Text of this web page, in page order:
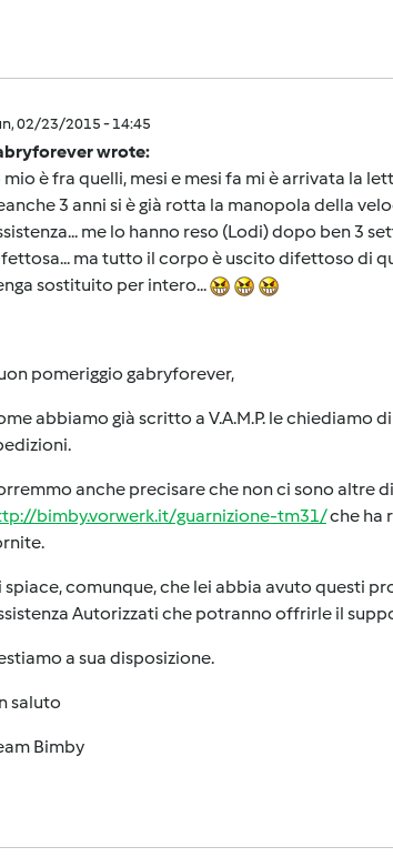
02/23/2015 - 14:45
wrote:
mio è fra quelli, mesi e mesi fa mi è arrivata la
3 anni si è già rotta la manopola della
me lo hanno reso (Lodi) dopo ben 3
ma tutto il corpo è uscito difettoso di
sostituito per intero...
pomeriggio gabryforever,
abbiamo già scritto a V.A.M.P. le
anche precisare che non ci sono altre
bimby.vorwerk.it/guarnizione-tm31/che ha
spiace, comunque, che lei abbia avuto questi
Autorizzati che potranno offrirle il
a sua disposizione.
saluto
Bimby